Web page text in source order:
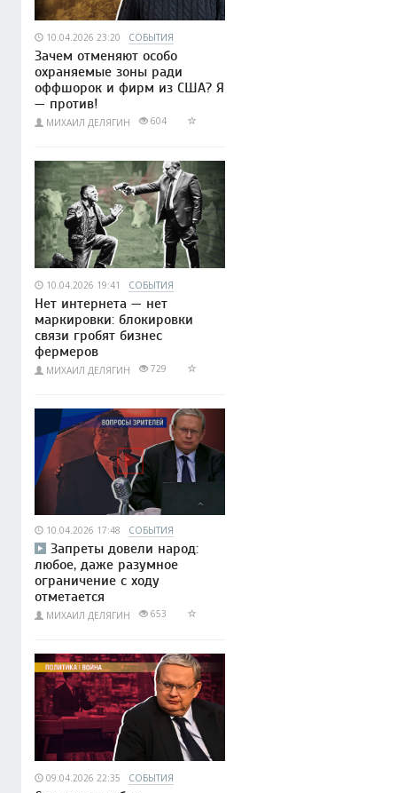
10.04.2026 23:20 СОБЫТИЯ
Зачем отменяют особо
охраняемые зоны ради
оффшорок и фирм из США? Я
— против!
МИХАИЛ ДЕЛЯГИН 604
10.04.2026 19:41 СОБЫТИЯ
Нет интернета — нет
маркировки: блокировки
связи гробят бизнес
фермеров
МИХАИЛ ДЕЛЯГИН 729
10.04.2026 17:48 СОБЫТИЯ
Запреты довели народ:
любое, даже разумное
ограничение с ходу
отметается
МИХАИЛ ДЕЛЯГИН 653
09.04.2026 22:35 СОБЫТИЯ